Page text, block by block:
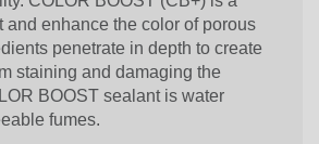
enhance the color of porous
penetrate in depth to create
staining and damaging the
BOOST sealant is water
fumes.